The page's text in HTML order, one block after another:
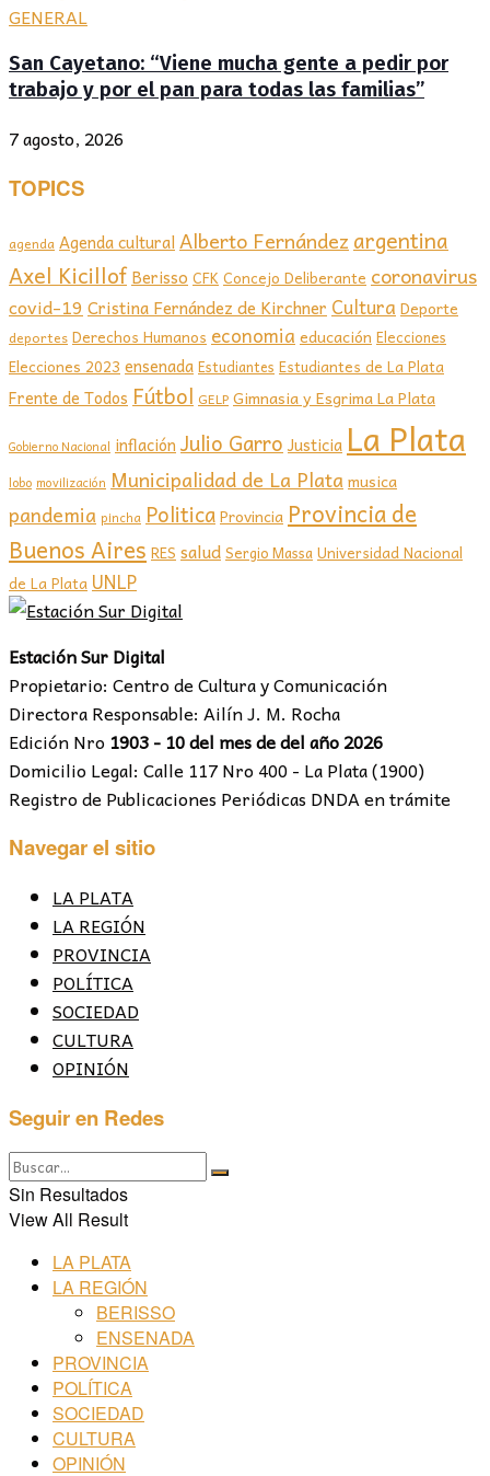
GENERAL
San Cayetano: “Viene mucha gente a pedir por
trabajo y por el pan para todas las familias”
7 agosto, 2026
TOPICS
agenda Agenda culturalAlberto Fernández argentina
Axel Kicillof Berisso CFKConcejo Deliberante coronavirus
covid-19 Cristina Fernández de Kirchner Cultura Deporte
deportes Derechos Humanos economia educación Elecciones
Elecciones 2023 ensenada Estudiantes Estudiantes de La Plata
Frente de Todos Fútbol GELP Gimnasia y Esgrima La Plata
Gobierno Nacional inflación Julio Garro Justicia La Plata
lobo movilización Municipalidad de La Plata musica
pandemia pincha PoliticaProvincia Provincia de
Buenos Aires RES saludSergio MassaUniversidad Nacional
de La Plata UNLP
Estación Sur Digital
Propietario: Centro de Cultura y Comunicación
Directora Responsable: Ailín J. M. Rocha
Edición Nro 1903 - 10 del mes de del año 2026
Domicilio Legal: Calle 117 Nro 400 - La Plata (1900)
Registro de Publicaciones Periódicas DNDA en trámite
Navegar el sitio
LA PLATA
LA REGIÓN
PROVINCIA
POLÍTICA
SOCIEDAD
CULTURA
OPINIÓN
Seguir en Redes
Sin Resultados
View All Result
LA PLATA
LA REGIÓN
BERISSO
ENSENADA
PROVINCIA
POLÍTICA
SOCIEDAD
CULTURA
OPINIÓN